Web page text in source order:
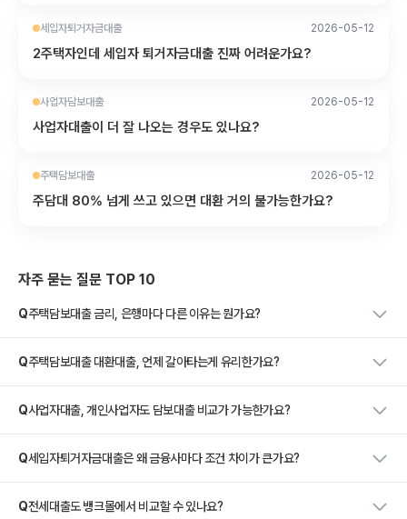
세입자퇴거자금대출 2026-05-12
2주택자인데 세입자 퇴거자금대출 진짜 어려운가요?
사업자담보대출 2026-05-12
사업자대출이 더 잘 나오는 경우도 있나요?
주택담보대출 2026-05-12
주담대 80% 넘게 쓰고 있으면 대환 거의 불가능한가요?
자주 묻는 질문 TOP 10
Q주택담보대출 금리, 은행마다 다른 이유는 뭔가요?
Q주택담보대출 대환대출, 언제 갈아타는게 유리한가요?
Q사업자대출, 개인사업자도 담보대출 비교가 가능한가요?
Q세입자퇴거자금대출은 왜 금융사마다 조건 차이가 큰가요?
Q전세대출도 뱅크몰에서 비교할 수 있나요?